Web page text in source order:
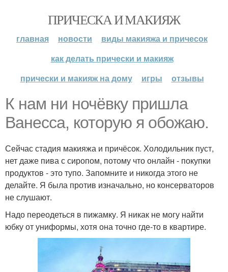
ПРИЧЕСКА И МАКИЯЖ
главная новости
виды макияжа и причесок
как делать прически и макияж
прически и макияж на дому
игры отзывы
К нам ни ночёвку пришла
Ванесса, которую я обожаю.
Сейчас стадия макияжа и причёсок. Холодильник пуст,
нет даже пива с сиропом, потому что онлайн - покупки
продуктов - это тупо. Запомните и никогда этого не
делайте. Я была против изначально, но консерваторов
не слушают.
Надо переодеться в пижамку. Я никак не могу найти
юбку от униформы, хотя она точно где-то в квартире.